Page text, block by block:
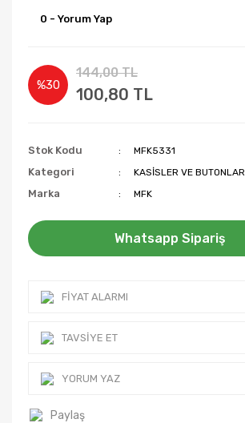
0 - Yorum Yap
%30
144,00 TL
100,80 TL
Stok Kodu MFK5331
Kategori KASİSLER VE BUTONLAR
Marka MFK
Whatsapp Sipariş
FIYAT ALARMI
TAVSIYE ET
YORUM YAZ
Paylaş